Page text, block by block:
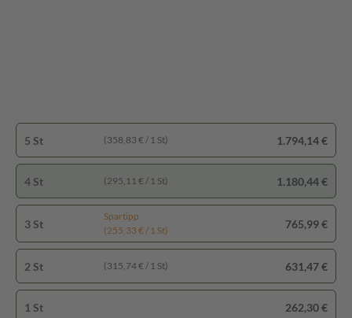
5 St (358,83 € / 1 St) 1.794,14 €
4 St (295,11 € / 1 St) 1.180,44 €
3 St
Spartipp
(255,33 € / 1 St)
765,99 €
2 St (315,74 € / 1 St) 631,47 €
1 St 262,30 €